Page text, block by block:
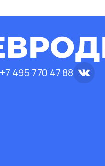
+7 495 770 47 88